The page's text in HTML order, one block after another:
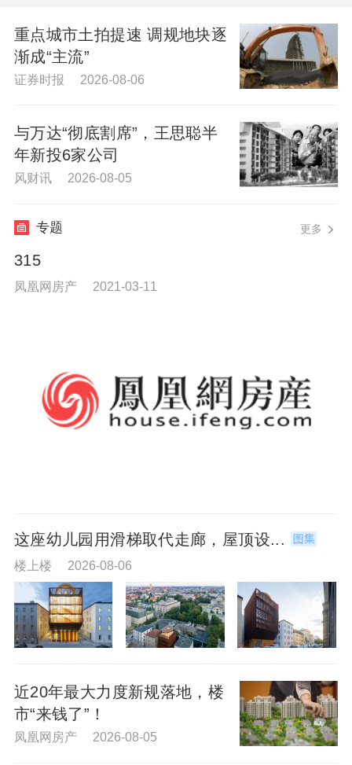
重点城市土拍提速 调规地块逐
渐成“主流”
证券时报 2026-08-06
与万达“彻底割席”，王思聪半
年新投6家公司
风财讯 2026-08-05
专题 更多
315
凤凰网房产 2021-03-11
这座幼儿园用滑梯取代走廊，屋顶设...
楼上楼 2026-08-06
近20年最大力度新规落地，楼
市“来钱了”！
凤凰网房产 2026-08-05